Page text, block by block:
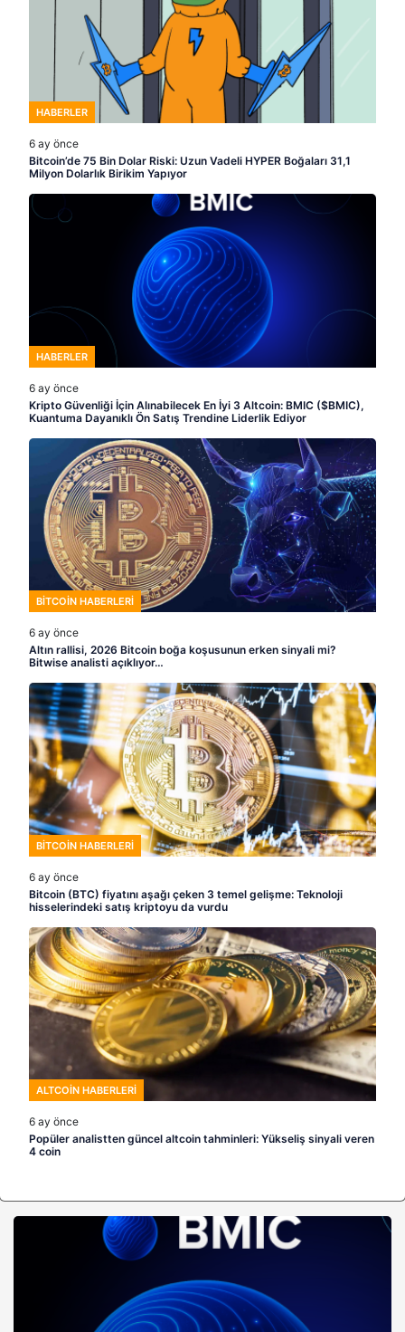
HABERLER
6 ay önce
Bitcoin’de 75 Bin Dolar Riski: Uzun Vadeli HYPER Boğaları 31,1
Milyon Dolarlık Birikim Yapıyor
HABERLER
6 ay önce
Kripto Güvenliği İçin Alınabilecek En İyi 3 Altcoin: BMIC ($BMIC),
Kuantuma Dayanıklı Ön Satış Trendine Liderlik Ediyor
BITCOIN HABERLERI
6 ay önce
Altın rallisi, 2026 Bitcoin boğa koşusunun erken sinyali mi?
Bitwise analisti açıklıyor…
BITCOIN HABERLERI
6 ay önce
Bitcoin (BTC) fiyatını aşağı çeken 3 temel gelişme: Teknoloji
hisselerindeki satış kriptoyu da vurdu
ALTCOIN HABERLERI
6 ay önce
Popüler analistten güncel altcoin tahminleri: Yükseliş sinyali veren
4 coin